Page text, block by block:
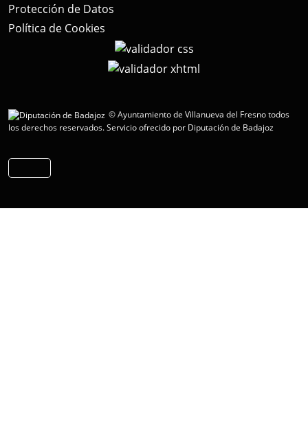
Protección de Datos
Política de Cookies
© Ayuntamiento de Villanueva del Fresno todos
los derechos reservados.Servicio ofrecido por Diputación de Badajoz